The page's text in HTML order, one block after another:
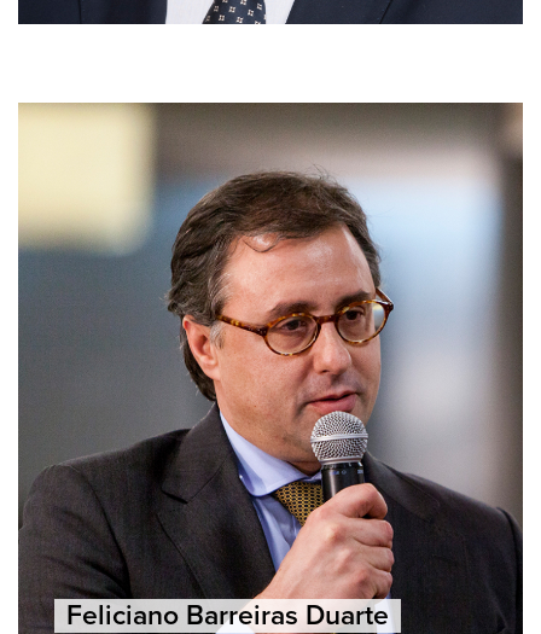
Feliciano Barreiras Duarte